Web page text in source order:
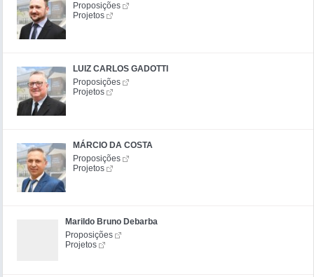
Proposições
Projetos
LUIZ CARLOS GADOTTI
Proposições
Projetos
MÁRCIO DA COSTA
Proposições
Projetos
Marildo Bruno Debarba
Proposições
Projetos